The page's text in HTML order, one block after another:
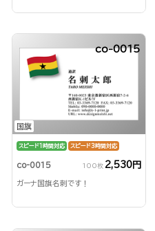
国旗
co-0015
スピード1時間対応 スピード3時間対応
co-0015 100枚 2,530円
ガーナ国旗名刺です！